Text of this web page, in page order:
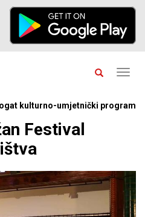
kulturno-umjetnički program
Festival